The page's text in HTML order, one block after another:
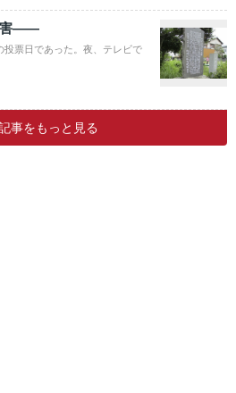
害――
投票日であった。夜、テレビで
事をもっと見る